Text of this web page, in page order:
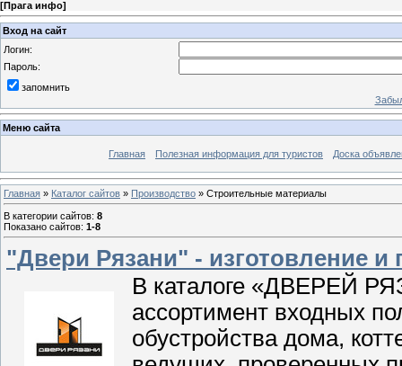
[Прага инфо]
Вход на сайт
Логин:
Пароль:
запомнить
Меню сайта
Главная Полезная информация для туристов Доска
Главная » Каталог сайтов » Производство » Строительные материалы
В категории сайтов: 8
Показано сайтов: 1-8
"Двери Рязани" - изготовление
В каталоге «ДВЕРЕЙ
ассортимент входных
обустройства дома,